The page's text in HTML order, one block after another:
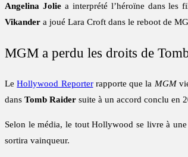
Angelina Joliea interprété l’héroïne dans les
Vikander a joué Lara Croft dans le reboot de
MGM a perdu les droits de
LeHollywood Reporterrapporte que la MGM
dans Tomb Raider suite à un accord conclu en
Selon le média, le tout Hollywood se livre à
sortira vainqueur.